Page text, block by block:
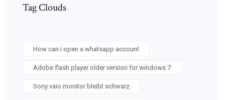
Tag Clouds
How can i open a whatsapp account
Adobe flash player older version for windows 7
Sony vaio monitor bleibt schwarz